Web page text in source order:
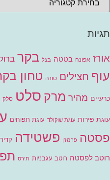
תגיות
אורז אפונה בטטה בצל בקר
עוף חצילים טונה טחון
כרעיים מהיר מרק סלט סלק
עוגת פירות עוגת שוקולד עוגת תפוחים
פסטה פרמז'ן פשטידה
רוטב לפסטה רוטב עגבניות תירס